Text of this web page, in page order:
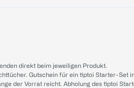
direkt beim jeweiligen Produkt.
Gutschein für ein tiptoi Starter-
der Vorrat reicht. Abholung des tiptoi